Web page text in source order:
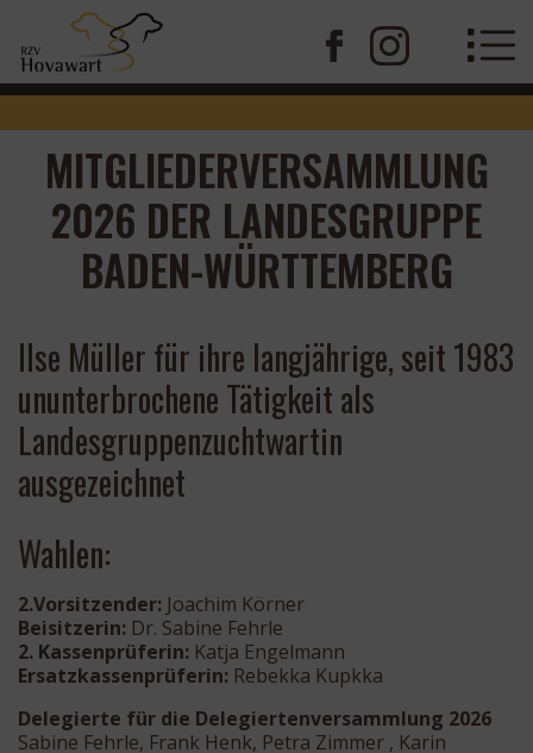
MITGLIEDERVERSAMMLUNG
2026 DER LANDESGRUPPE
BADEN-WÜRTTEMBERG
Ilse Müller für ihre langjährige, seit 1983
ununterbrochene Tätigkeit als
Landesgruppenzuchtwartin
ausgezeichnet
Wahlen:
2.Vorsitzender: Joachim Körner
Beisitzerin: Dr. Sabine Fehrle
2. Kassenprüferin: Katja Engelmann
Ersatzkassenprüferin: Rebekka Kupkka
Delegierte für die Delegiertenversammlung 2026
Sabine Fehrle, Frank Henk, Petra Zimmer , Karin